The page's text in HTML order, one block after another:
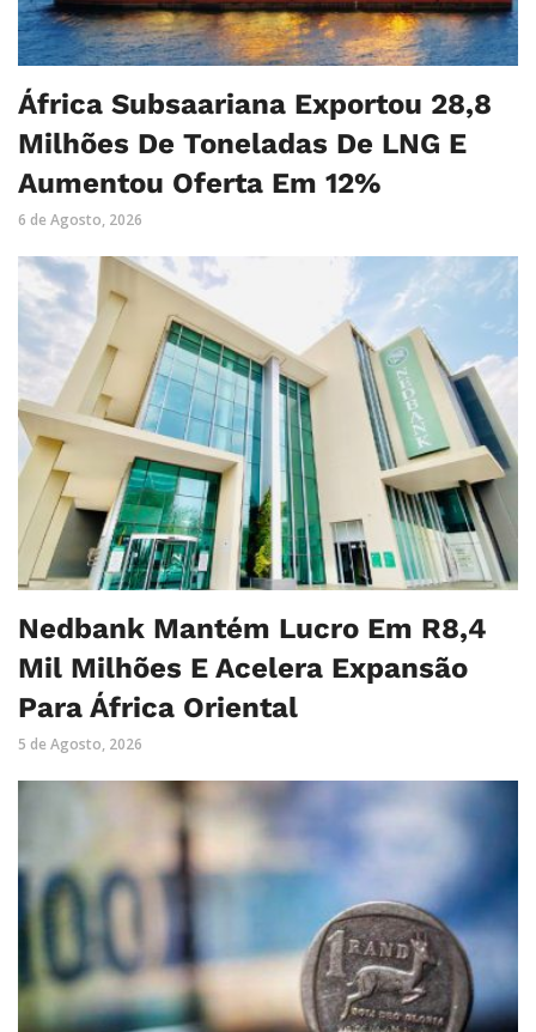
África Subsaariana Exportou 28,8
Milhões De Toneladas De LNG E
Aumentou Oferta Em 12%
6 de Agosto, 2026
Nedbank Mantém Lucro Em R8,4
Mil Milhões E Acelera Expansão
Para África Oriental
5 de Agosto, 2026